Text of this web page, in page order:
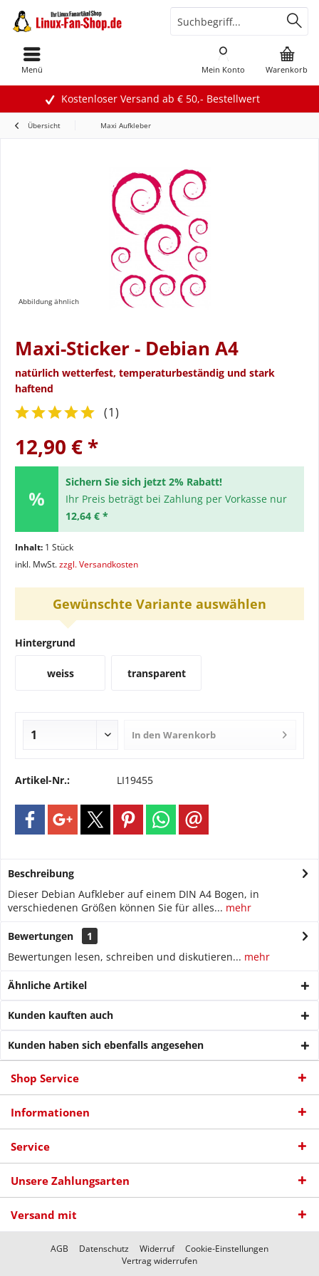
Kostenloser Versand ab € 50,- Bestellwert
Warenkorb
Mein Konto
Menü
Übersicht Maxi Aufkleber
Abbildung ähnlich
Maxi-Sticker - Debian A4
natürlich wetterfest, temperaturbeständig und stark
haftend
(1)
12,90 € *
Sichern Sie sich jetzt 2% Rabatt!
Ihr Preis beträgt bei Zahlung per Vorkasse nur
12,64 € *
Inhalt: 1 Stück
inkl. MwSt.zzgl. Versandkosten
Gewünschte Variante auswählen
Hintergrund
weiss transparent
In den Warenkorb
Artikel-Nr.: LI19455
Beschreibung
Dieser Debian Aufkleber auf einem DIN A4 Bogen, in
verschiedenen Größen können Sie für alles... mehr
Bewertungen
1
Bewertungen lesen, schreiben und diskutieren... mehr
Ähnliche Artikel
Kunden kauften auch
Kunden haben sich ebenfalls angesehen
Shop Service
Informationen
Service
Unsere Zahlungsarten
Versand mit
AGB Datenschutz Widerruf
Cookie-Einstellungen
Vertrag widerrufen